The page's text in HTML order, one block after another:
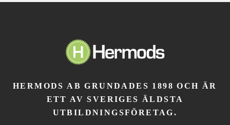
HERMODS AB GRUNDADES 1898 OCH ÄR
ETT AV SVERIGES ÄLDSTA
UTBILDNINGSFÖRETAG.